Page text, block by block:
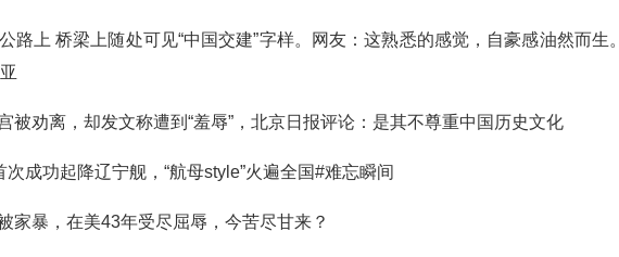
上 桥梁上随处可见“中国交建”字样。网友：这熟悉的感觉，自豪感油然而生。
劝离，却发文称遭到“羞辱”，北京日报评论：是其不尊重中国历史文化
功起降辽宁舰，“航母style”火遍全国#难忘瞬间
暴，在美43年受尽屈辱，今苦尽甘来？